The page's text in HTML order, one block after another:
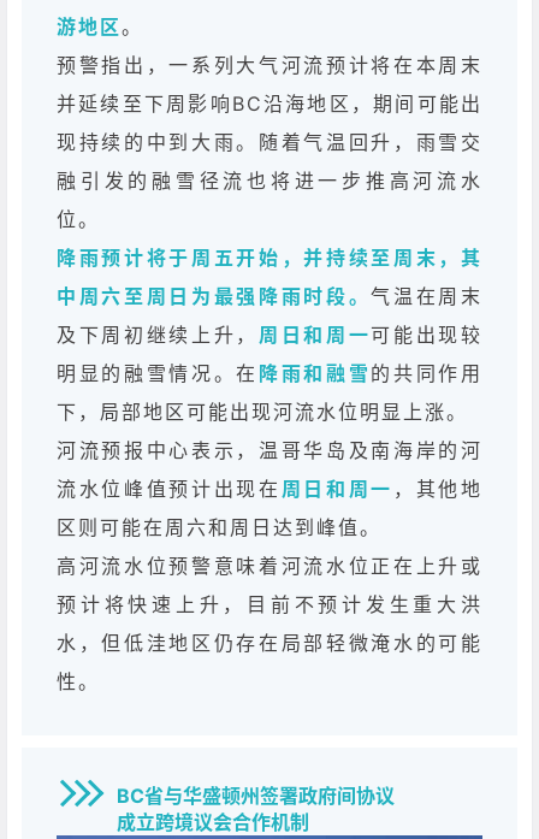
游地区。
预警指出，一系列大气河流预计将在本周末
并延续至下周影响BC沿海地区，期间可能出
现持续的中到大雨。随着气温回升，雨雪交
融引发的融雪径流也将进一步推高河流水
位。
降雨预计将于周五开始，并持续至周末，其
中周六至周日为最强降雨时段。气温在周末
及下周初继续上升， 周日和周一可能出现较
明显的融雪情况。在 降雨和融雪 的共同作用
下，局部地区可能出现河流水位明显上涨。
河流预报中心表示，温哥华岛及南海岸的河
流水位峰值预计出现在 周日和周一 ，其他地
区则可能在周六和周日达到峰值。
高河流水位预警意味着河流水位正在上升或
预计将快速上升，目前不预计发生重大洪
水，但低洼地区仍存在局部轻微淹水的可能
性。
BC省与华盛顿州签署政府间协议
成立跨境议会合作机制